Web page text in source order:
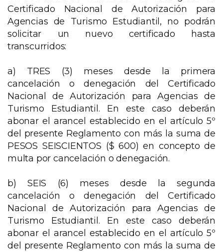
Certificado Nacional de Autorización para
Agencias de Turismo Estudiantil, no podrán
solicitar un nuevo certificado hasta
transcurridos:
a) TRES (3) meses desde la primera
cancelación o denegación del Certificado
Nacional de Autorización para Agencias de
Turismo Estudiantil. En este caso deberán
abonar el arancel establecido en el artículo 5º
del presente Reglamento con más la suma de
PESOS SEISCIENTOS ($ 600) en concepto de
multa por cancelación o denegación.
b) SEIS (6) meses desde la segunda
cancelación o denegación del Certificado
Nacional de Autorización para Agencias de
Turismo Estudiantil. En este caso deberán
abonar el arancel establecido en el artículo 5º
del presente Reglamento con más la suma de